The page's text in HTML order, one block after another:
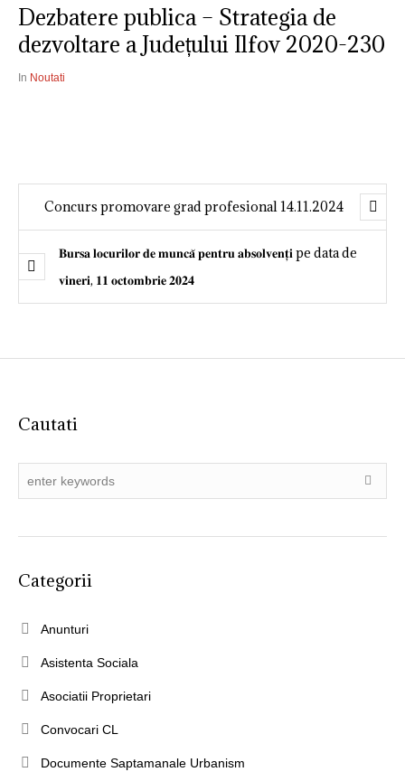
Dezbatere publica – Strategia de
dezvoltare a Județului Ilfov 2020-230
In Noutati
Concurs promovare grad profesional 14.11.2024
𝐁𝐮𝐫𝐬𝐚 𝐥𝐨𝐜𝐮𝐫𝐢𝐥𝐨𝐫 𝐝𝐞 𝐦𝐮𝐧𝐜𝐚̆ 𝐩𝐞𝐧𝐭𝐫𝐮 𝐚𝐛𝐬𝐨𝐥𝐯𝐞𝐧𝐭̦𝐢 pe data de
𝐯𝐢𝐧𝐞𝐫𝐢, 𝟏𝟏 𝐨𝐜𝐭𝐨𝐦𝐛𝐫𝐢𝐞 𝟐𝟎𝟐𝟒
Cautati
Categorii
Anunturi
Asistenta Sociala
Asociatii Proprietari
Convocari CL
Documente Saptamanale Urbanism